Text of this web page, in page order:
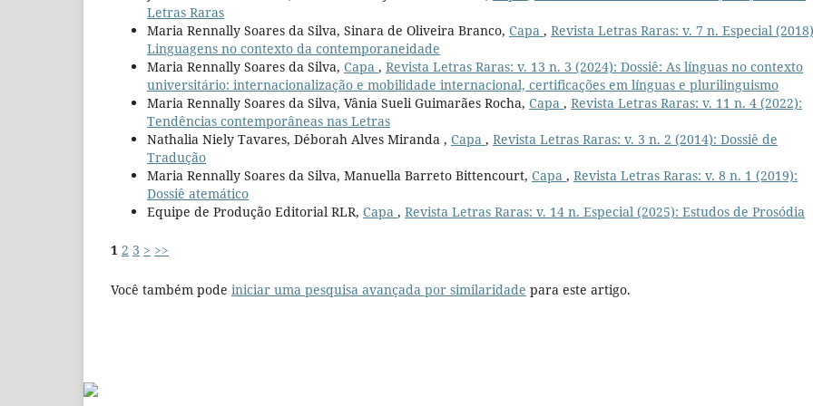
Letras Raras
Maria Rennally Soares da Silva, Sinara de Oliveira Branco, Capa , Revista Letras Raras: v. 7 n. Especial
Linguagens no contexto da contemporaneidade
Maria Rennally Soares da Silva, Capa , Revista Letras Raras: v. 13 n. 3 (2024): Dossiê: As línguas no contexto
universitário: internacionalização e mobilidade internacional, certificações em línguas e plurilinguismo
Maria Rennally Soares da Silva, Vânia Sueli Guimarães Rocha, Capa , Revista Letras Raras: v. 11 n. 4 (2022):
Tendências contemporâneas nas Letras
Nathalia Niely Tavares, Déborah Alves Miranda , Capa , Revista Letras Raras: v. 3 n. 2 (2014): Dossiê de
Tradução
Maria Rennally Soares da Silva, Manuella Barreto Bittencourt, Capa , Revista Letras Raras: v. 8 n. 1 (2019):
Dossiê atemático
Equipe de Produção Editorial RLR, Capa , Revista Letras Raras: v. 14 n. Especial (2025): Estudos de Prosódia
1 2 3 > >>
Você também pode iniciar uma pesquisa avançada por similaridade para este artigo.